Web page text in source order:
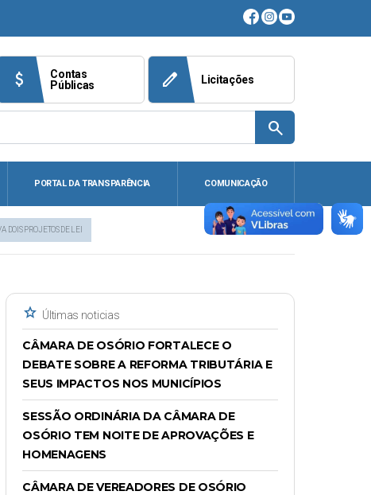
attach_money
Contas
Públicas
edit Licitações
search
PORTAL DA TRANSPARÊNCIA COMUNICAÇÃO
DOIS PROJETOS DE LEI
star Últimas noticias
CÂMARA DE OSÓRIO FORTALECE O
DEBATE SOBRE A REFORMA TRIBUTÁRIA E
SEUS IMPACTOS NOS MUNICÍPIOS
SESSÃO ORDINÁRIA DA CÂMARA DE
OSÓRIO TEM NOITE DE APROVAÇÕES E
HOMENAGENS
CÂMARA DE VEREADORES DE OSÓRIO